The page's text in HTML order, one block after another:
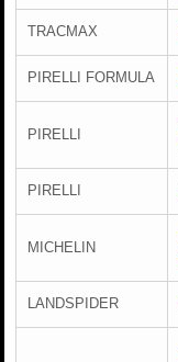
TRACMAX
PIRELLI FORMULA
PIRELLI
PIRELLI
MICHELIN
LANDSPIDER